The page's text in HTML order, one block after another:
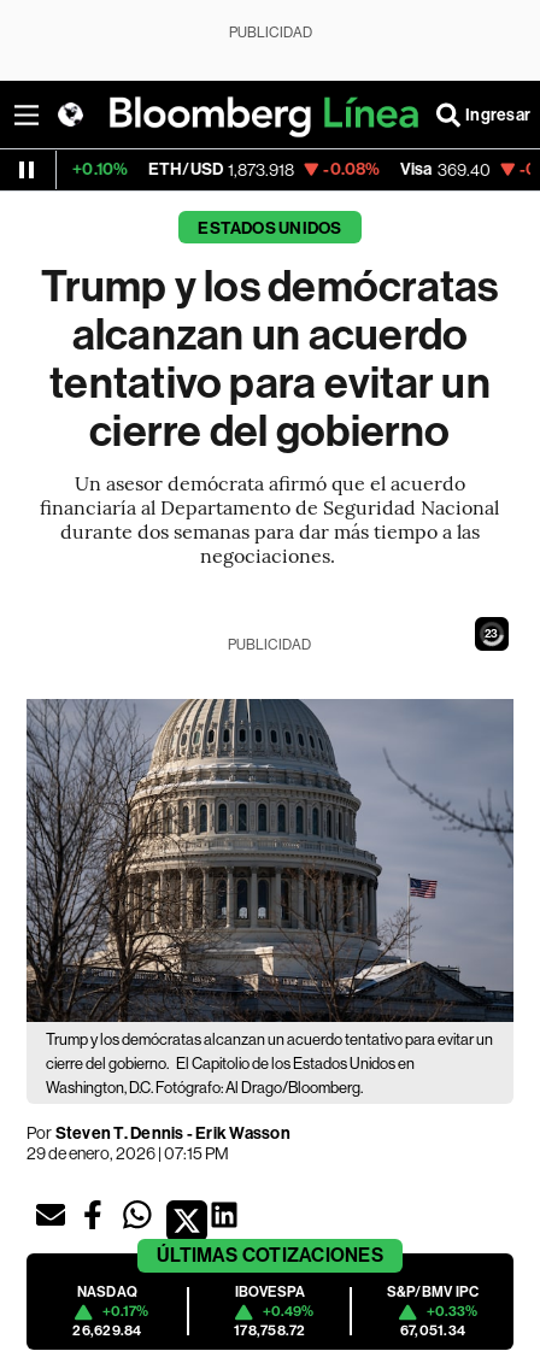
PUBLICIDAD
Ingresar
ETH/USD 1,873.918 -0.08% Visa 369.40 -0.05%
ESTADOS UNIDOS
Trump y los demócratas
alcanzan un acuerdo
tentativo para evitar un
cierre del gobierno
Un asesor demócrata afirmó que el acuerdo
financiaría al Departamento de Seguridad Nacional
durante dos semanas para dar más tiempo a las
negociaciones.
22
PUBLICIDAD
Trump y los demócratas alcanzan un acuerdo tentativo para evitar un
cierre del gobierno. El Capitolio de los Estados Unidos en
Washington, D.C. Fotógrafo: Al Drago/Bloomberg.
PorSteven T. Dennis - Erik Wasson
29 de enero, 2026 | 07:15 PM
ÚLTIMAS COTIZACIONES
NASDAQ
+0.17%
26,629.84
IBOVESPA
+0.49%
178,758.72
S&P/BMV IPC
+0.33%
67,051.34